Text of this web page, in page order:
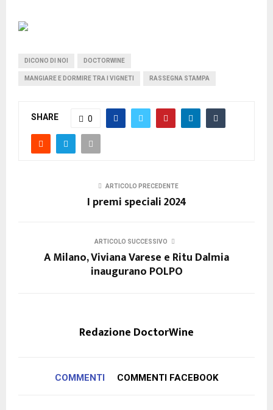
DICONO DI NOI DOCTORWINE
MANGIARE E DORMIRE TRA I VIGNETI RASSEGNA STAMPA
SHARE 0
ARTICOLO PRECEDENTE
I premi speciali 2024
ARTICOLO SUCCESSIVO
A Milano, Viviana Varese e Ritu Dalmia
inaugurano POLPO
Redazione DoctorWine
COMMENTI COMMENTI FACEBOOK